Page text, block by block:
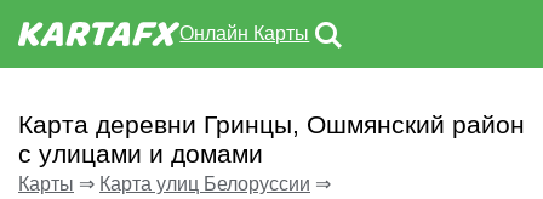
Онлайн Карты
Карта деревни Гринцы, Ошмянский район
с улицами и домами
Карты ⇒ Карта улиц Белоруссии ⇒